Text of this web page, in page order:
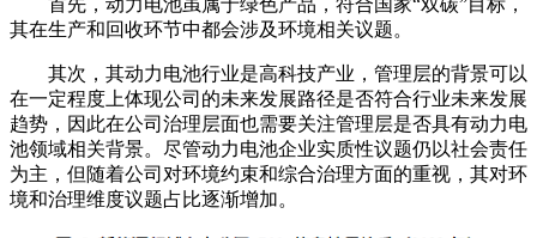
首先，动力电池虽属于绿色产品，符合国家“双碳”目标，
其在生产和回收环节中都会涉及环境相关议题。
其次，其动力电池行业是高科技产业，管理层的背景可以
在一定程度上体现公司的未来发展路径是否符合行业未来发展
趋势，因此在公司治理层面也需要关注管理层是否具有动力电
池领域相关背景。尽管动力电池企业实质性议题仍以社会责任
为主，但随着公司对环境约束和综合治理方面的重视，其对环
境和治理维度议题占比逐渐增加。